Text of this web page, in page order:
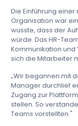
Die Einführung
Organisation war
wusste, dass der
würde. Das HR-
Kommunikation
sich die Mitarbeiter
„Wir begannen mit
Manager durchlief
Zugang zur
stellen. So
Teams vorstellten."